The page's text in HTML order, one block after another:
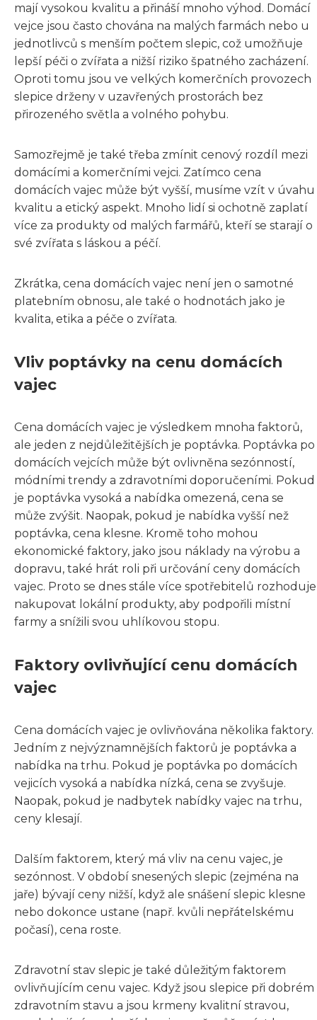
mají vysokou kvalitu a přináší mnoho výhod. Domácí
vejce jsou často chována na malých farmách nebo u
jednotlivců s menším počtem slepic, což umožňuje
lepší péči o zvířata a nižší riziko špatného zacházení.
Oproti tomu jsou ve velkých komerčních provozech
slepice drženy v uzavřených prostorách bez
přirozeného světla a volného pohybu.
Samozřejmě je také třeba zmínit cenový rozdíl mezi
domácími a komerčními vejci. Zatímco cena
domácích vajec může být vyšší, musíme vzít v úvahu
kvalitu a etický aspekt. Mnoho lidí si ochotně zaplatí
více za produkty od malých farmářů, kteří se starají o
své zvířata s láskou a péčí.
Zkrátka, cena domácích vajec není jen o samotné
platebním obnosu, ale také o hodnotách jako je
kvalita, etika a péče o zvířata.
Vliv poptávky na cenu domácích
vajec
Cena domácích vajec je výsledkem mnoha faktorů,
ale jeden z nejdůležitějších je poptávka. Poptávka po
domácích vejcích může být ovlivněna sezónností,
módními trendy a zdravotními doporučeními. Pokud
je poptávka vysoká a nabídka omezená, cena se
může zvýšit. Naopak, pokud je nabídka vyšší než
poptávka, cena klesne. Kromě toho mohou
ekonomické faktory, jako jsou náklady na výrobu a
dopravu, také hrát roli při určování ceny domácích
vajec. Proto se dnes stále více spotřebitelů rozhoduje
nakupovat lokální produkty, aby podpořili místní
farmy a snížili svou uhlíkovou stopu.
Faktory ovlivňující cenu domácích
vajec
Cena domácích vajec je ovlivňována několika faktory.
Jedním z nejvýznamnějších faktorů je poptávka a
nabídka na trhu. Pokud je poptávka po domácích
vejicích vysoká a nabídka nízká, cena se zvyšuje.
Naopak, pokud je nadbytek nabídky vajec na trhu,
ceny klesají.
Dalším faktorem, který má vliv na cenu vajec, je
sezónnost. V období snesených slepic (zejména na
jaře) bývají ceny nižší, když ale snášení slepic klesne
nebo dokonce ustane (např. kvůli nepřátelskému
počasí), cena roste.
Zdravotní stav slepic je také důležitým faktorem
ovlivňujícím cenu vajec. Když jsou slepice při dobrém
zdravotním stavu a jsou krmeny kvalitní stravou,